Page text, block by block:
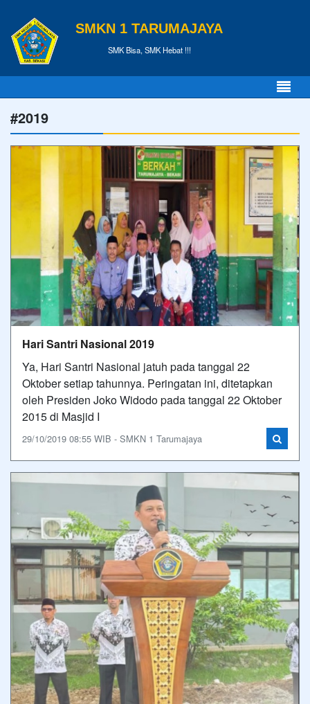
SMKN 1 TARUMAJAYA
SMK Bisa, SMK Hebat !!!
#2019
Hari Santri Nasional 2019
Ya, Hari Santri Nasional jatuh pada tanggal 22
Oktober setiap tahunnya. Peringatan ini, ditetapkan
oleh Presiden Joko Widodo pada tanggal 22 Oktober
2015 di Masjid I
29/10/2019 08:55 WIB - SMKN 1 Tarumajaya